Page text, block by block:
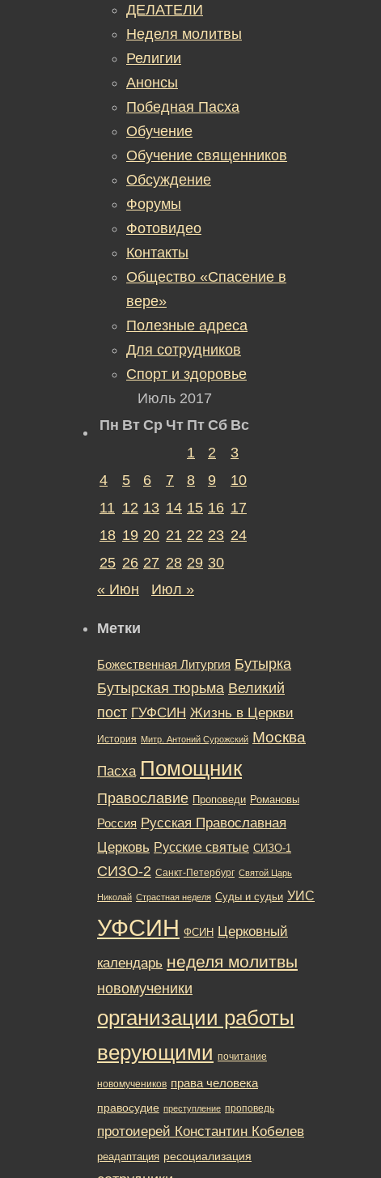
ДЕЛАТЕЛИ
Неделя молитвы
Религии
Анонсы
Победная Пасха
Обучение
Обучение священников
Обсуждение
Форумы
Фотовидео
Контакты
Общество «Спасение в
вере»
Полезные адреса
Для сотрудников
Спорт и здоровье
Июль 2017
Пн Вт Ср Чт Пт Сб Вс
1
2
3
4
5 6 7 8 9
10
11 12 13 14 15 16 17
18 19 20 21 22 23 24
25 26 27 28 29 30
« Июн
Июл »
Метки
Божественная Литургия Бутырка
Бутырская тюрьма Великий
пост ГУФСИН Жизнь в Церкви
История Митр. Антоний Сурожский Москва
Пасха Помощник
Православие Проповеди Романовы
Россия Русская Православная
Церковь Русские святые СИЗО-1
СИЗО-2 Санкт-Петербург Святой Царь
Николай Страстная неделя Суды и судьи УИС
УФСИН ФСИН Церковный
календарь неделя молитвы
новомученики
организации работы
верующими почитание
новомучеников права человека
правосудие преступление проповедь
протоиерей Константин Кобелев
реадаптация ресоциализация